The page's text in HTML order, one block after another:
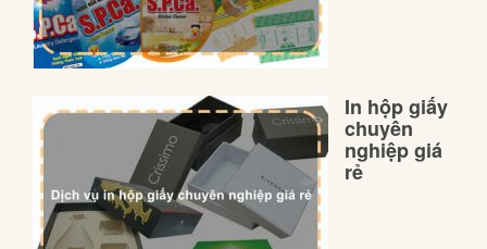
In hộp giấy
chuyên
nghiệp giá
rẻ